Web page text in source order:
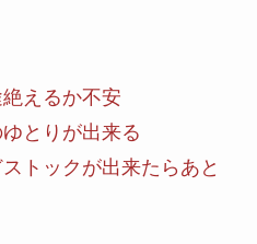
えるか不安
とりが出来る
トックが出来たらあと